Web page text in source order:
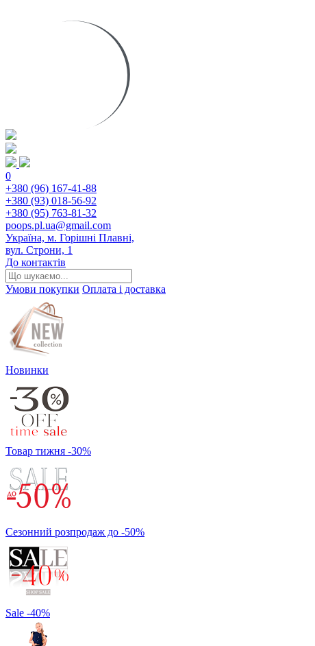
0
+380 (96) 167-41-88
+380 (93) 018-56-92
+380 (95) 763-81-32
poops.pl.ua@gmail.com
Україна, м. Горішні Плавні,
вул. Строни, 1
До контактів
Умови покупки Оплата і доставка
Новинки
Товар тижня -30%
Сезонний розпродаж до -50%
Sale -40%